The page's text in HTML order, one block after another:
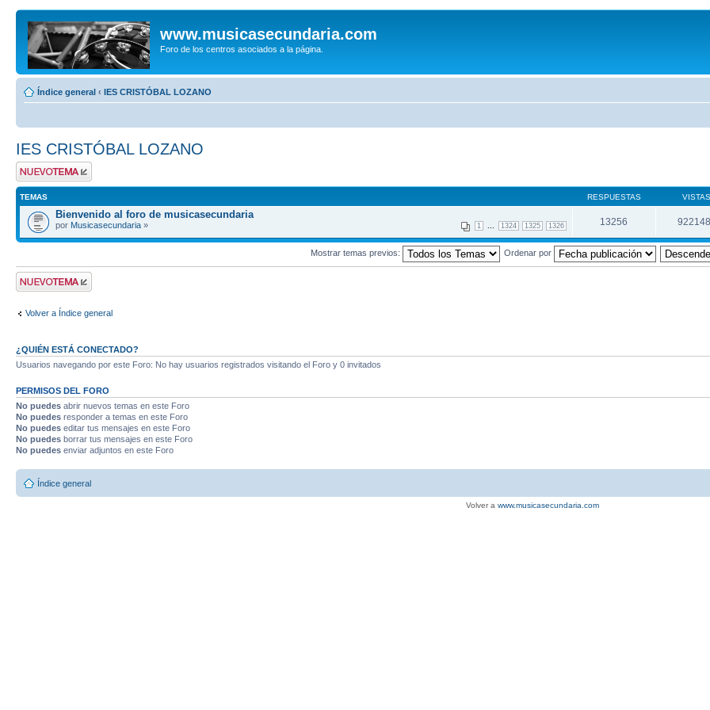
www.musicasecundaria.com
Foro de los centros asociados a la página.
Índice general ‹ IES CRISTÓBAL LOZANO
IES CRISTÓBAL LOZANO
Publicar un nuevo
tema
TEMAS RESPUESTAS VISTAS
Bienvenido al foro de musicasecundaria
1 1324 1325 1326
por Musicasecundaria » 13256
Mostrar temas previos: Ordenar por
Publicar un nuevo
tema
Volver a Índice general
¿QUIÉN ESTÁ CONECTADO?
Usuarios navegando por este Foro: No hay usuarios registrados visitando el Foro y 0 invitados
PERMISOS DEL FORO
No puedes abrir nuevos temas en este Foro
No puedes responder a temas en este Foro
No puedes editar tus mensajes en este Foro
No puedes borrar tus mensajes en este Foro
No puedes enviar adjuntos en este Foro
Índice general
Volver a www.musicasecundaria.com